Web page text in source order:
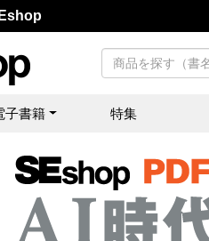
子書籍 特集